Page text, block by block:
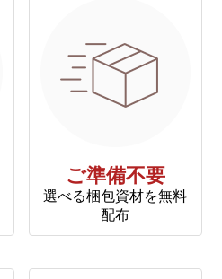
ご準備不要
選べる梱包資材を無料
配布